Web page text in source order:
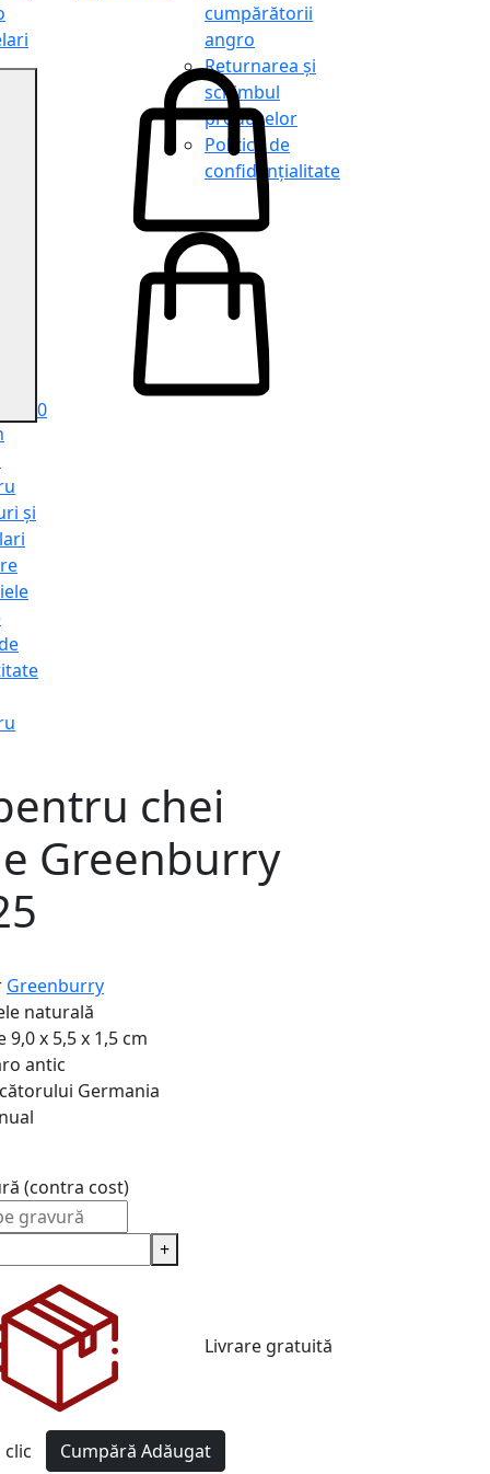
și
cumpărătorii
angro
Returnarea și
schimbul
produselor
Politica de
confidențialitate
0
chei
Greenburry
Greenburry
naturală
9,0 x 5,5 x 1,5 cm
antic
Germania
(contra cost)
+
Livrare gratuită
clic Cumpără Adăugat